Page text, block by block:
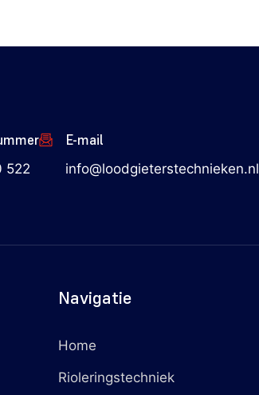
522
E-mail
info@loodgieterstechnieken.nl
Navigatie
Home
Rioleringstechniek